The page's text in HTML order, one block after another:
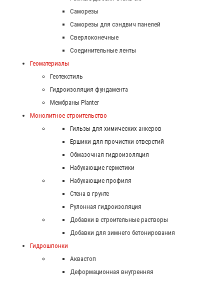
Саморезы
Саморезы для сэндвич панелей
Сверлоконечные
Соединительные ленты
Геоматериалы
Геотекстиль
Гидроизоляция фундамента
Мембраны Planter
Монолитное строительство
Гильзы для химических анкеров
Ершики для прочистки отверстий
Обмазочная гидроизоляция
Набухающие герметики
Набухающие профиля
Стена в грунте
Рулонная гидроизоляция
Добавки в строительные растворы
Добавки для зимнего бетонирования
Гидрошпонки
Аквастоп
Деформационная внутренняя